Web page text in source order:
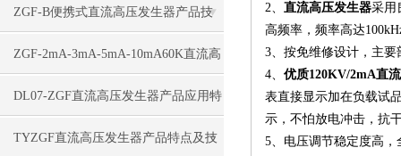
高压发生器应用特点
ZGF-B便携式直流高压发生器产品技
术特点
ZGF-2mA-3mA-5mA-10mA60K直流高
压发生器技术特点
DL07-ZGF直流高压发生器产品应用特
点
TYZGF直流高压发生器产品特点及技
2、 直流高压发生器采用
高频率，频率高达
3、按免维修设计，主
4、 优质120KV/2mA直
表直接显示加在负载试
示，不怕放电冲击，抗
5、电压调节稳定度高